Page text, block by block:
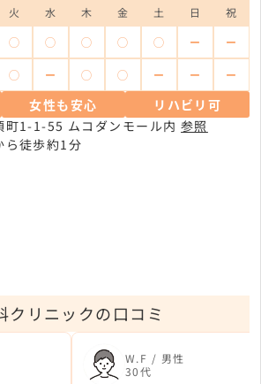
火 水 木 金 土 日 祝
◯ ◯ ◯ ◯ ◯ ー ー
◯ ー ◯ ◯ ー ー ー
女性も安心
リハビリ可
町1-1-55 ムコダンモール内参照
ら徒歩約1分
クリニックの口コミ
W.F / 男性
30代